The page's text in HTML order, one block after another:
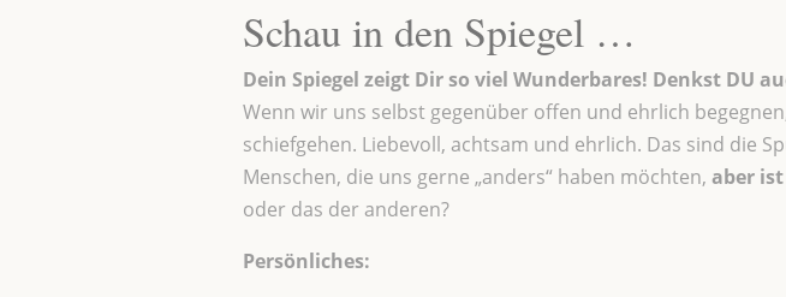
Schau in den Spiegel …
Dein Spiegel zeigt Dir so viel Wunderbares! Denkst DU
Wenn wir uns selbst gegenüber offen und ehrlich
schiefgehen. Liebevoll, achtsam und ehrlich. Das sind die
Menschen, die uns gerne „anders“ haben möchten, aber
oder das der anderen?
Persönliches: